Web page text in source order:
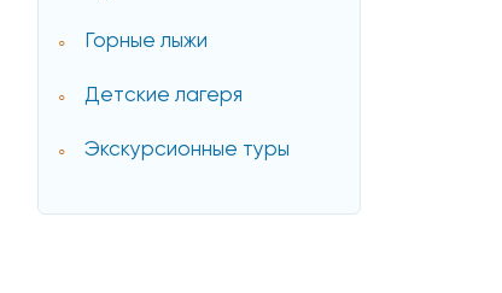
Горные лыжи
Детские лагеря
Экскурсионные туры